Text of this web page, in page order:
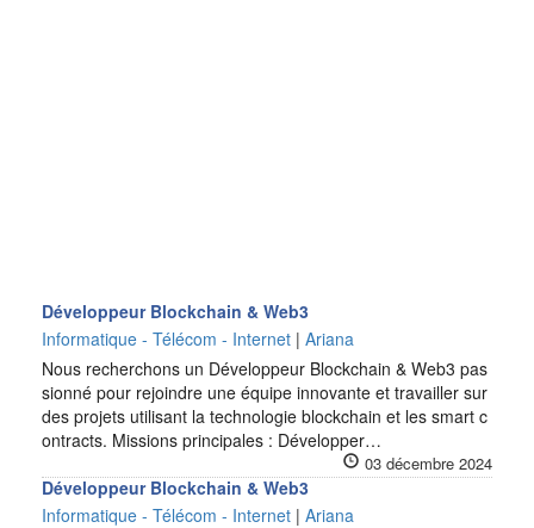
Développeur Blockchain & Web3
Informatique - Télécom - Internet | Ariana
Nous recherchons un Développeur Blockchain & Web3 pas
sionné pour rejoindre une équipe innovante et travailler sur
des projets utilisant la technologie blockchain et les smart c
ontracts. Missions principales : Développer…
03 décembre 2024
Développeur Blockchain & Web3
Informatique - Télécom - Internet | Ariana